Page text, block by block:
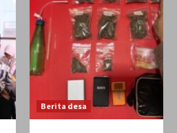
Berita desa